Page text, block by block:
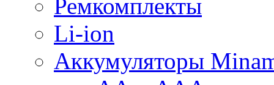
Ремкомплекты
Li-ion
Аккумуляторы